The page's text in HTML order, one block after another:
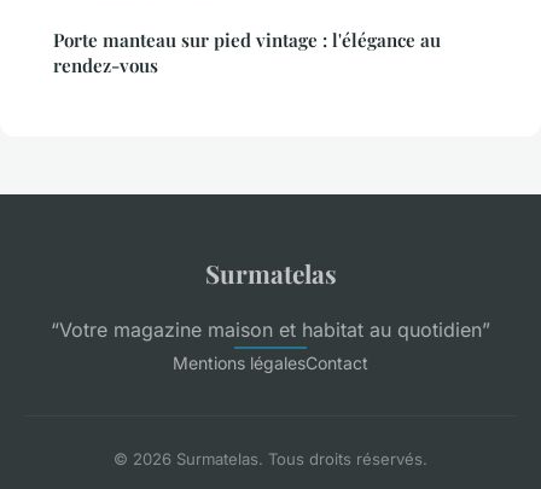
Porte manteau sur pied vintage : l'élégance au
rendez-vous
Surmatelas
“Votre magazine maison et habitat au quotidien”
Mentions légalesContact
© 2026 Surmatelas. Tous droits réservés.